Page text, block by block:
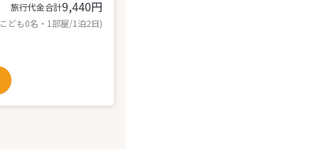
旅行代金合計9,440円
ども0名・1部屋/1泊2日)